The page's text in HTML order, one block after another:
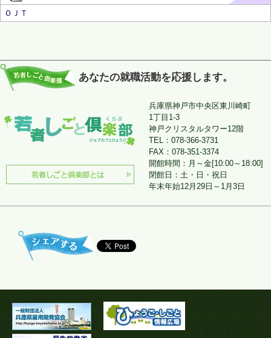
ＯＪＴ
あなたの就職活動を応援します。
兵庫県神戸市中央区東川崎町
1丁目1-3
神戸クリスタルタワー12階
TEL：078-366-3731
FAX：078-351-3374
開館時間：月～金[10:00～18:00]
閉館日：土・日・祝日
年末年始12月29日～1月3日